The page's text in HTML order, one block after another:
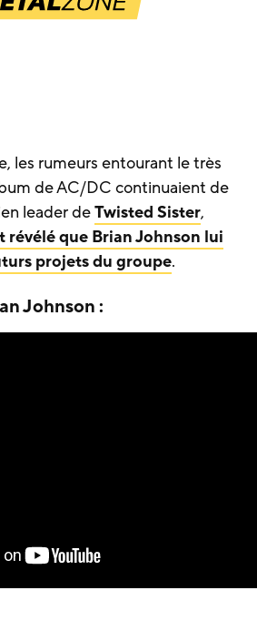
les rumeurs entourant le très
de AC/DC continuaient de
leader deTwisted Sister,
révélé que Brian Johnson lui
projets du groupe.
Johnson :